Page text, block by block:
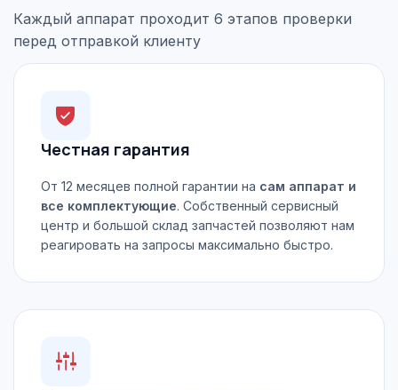
Каждый аппарат проходит 6 этапов проверки
перед отправкой клиенту
Честная гарантия
От 12 месяцев полной гарантии на сам аппарат и
все комплектующие. Собственный сервисный
центр и большой склад запчастей позволяют нам
реагировать на запросы максимально быстро.